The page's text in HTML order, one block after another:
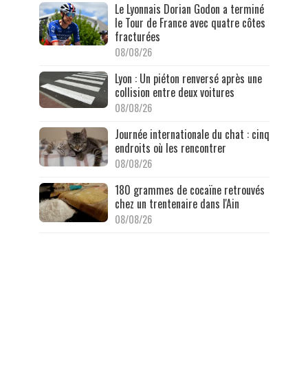
Le Lyonnais Dorian Godon a terminé
le Tour de France avec quatre côtes
fracturées
08/08/26
Lyon : Un piéton renversé après une
collision entre deux voitures
08/08/26
Journée internationale du chat : cinq
endroits où les rencontrer
08/08/26
180 grammes de cocaïne retrouvés
chez un trentenaire dans l'Ain
08/08/26